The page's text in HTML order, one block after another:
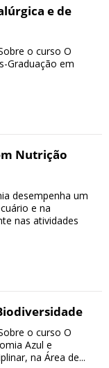
e de
o curso O
Graduação em
Nutrição
desempenha um
e na
nas atividades
o curso O
Azul e
na Área de...